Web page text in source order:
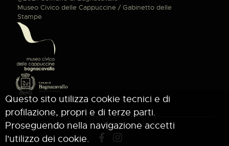
Museo Civico delle Cappuccine / Gabinetto delle
Stampe
Questo sito utilizza cookie tecnici e di
profilazione, propri e di terze parti.
Proseguendo nella navigazione accetti
l'utilizzo dei cookie.